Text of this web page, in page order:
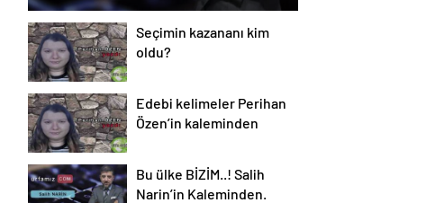
Seçimin kazananı kim
oldu?
Edebi kelimeler Perihan
Özen’in kaleminden
Bu ülke BİZİM..! Salih
Narin’in Kaleminden.